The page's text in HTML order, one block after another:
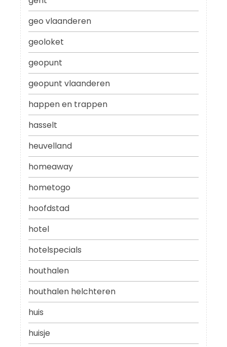
geo vlaanderen
geoloket
geopunt
geopunt vlaanderen
happen en trappen
hasselt
heuvelland
homeaway
hometogo
hoofdstad
hotel
hotelspecials
houthalen
houthalen helchteren
huis
huisje